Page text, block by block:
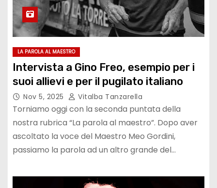
LA PAROLA AL MAESTRO
Intervista a Gino Freo, esempio per i
suoi allievi e per il pugilato italiano
Nov 5, 2025 Vitalba Tanzarella
Torniamo oggi con la seconda puntata della
nostra rubrica “La parola al maestro”. Dopo aver
ascoltato la voce del Maestro Meo Gordini,
passiamo la parola ad un altro grande del…